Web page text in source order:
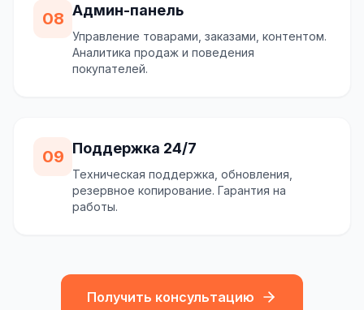
08 Админ-панель
Управление товарами, заказами, контентом.
Аналитика продаж и поведения
покупателей.
09 Поддержка 24/7
Техническая поддержка, обновления,
резервное копирование. Гарантия на
работы.
Получить консультацию